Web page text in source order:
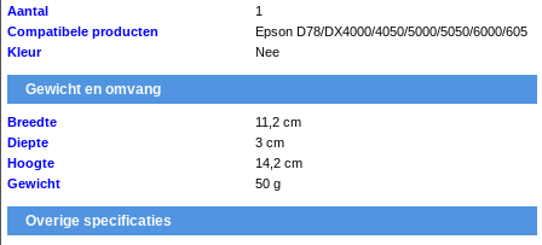
Aantal
1
Compatibele producten
Epson D78/DX4000/4050/5000/5050/6000/605
Kleur
Nee
Gewicht en omvang
Breedte
11,2 cm
Diepte
3 cm
Hoogte
14,2 cm
Gewicht
50 g
Overige specificaties